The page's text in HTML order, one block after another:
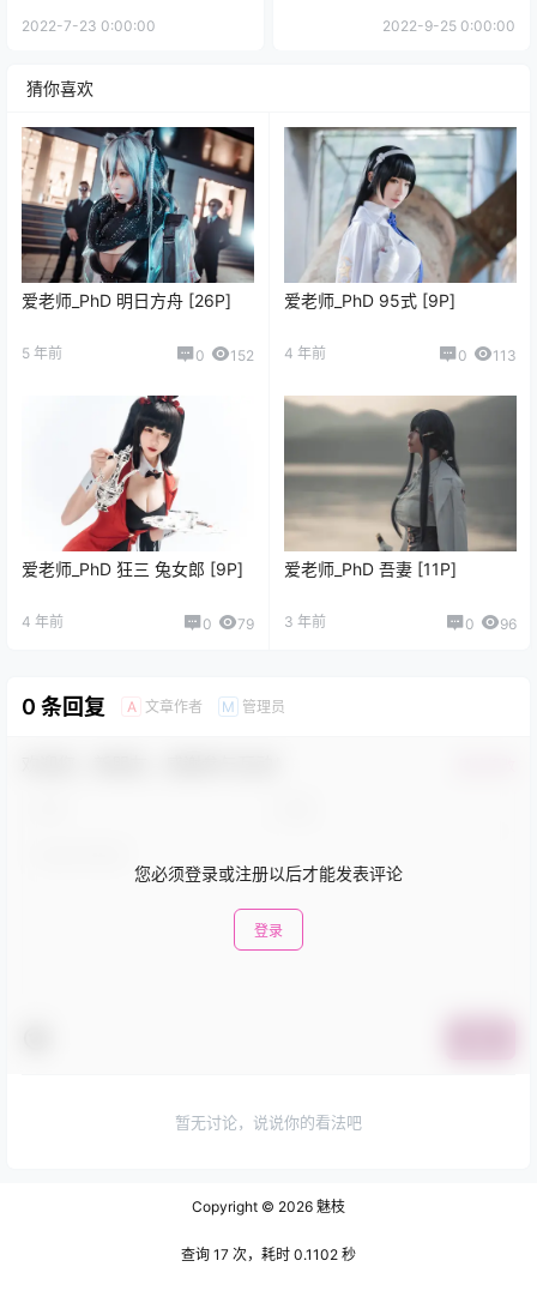
2022-7-23 0:00:00 2022-9-25 0:00:00
猜你喜欢
爱老师_PhD 明日方舟 [26P]
5 年前 0 152
爱老师_PhD 95式 [9P]
4 年前 0 113
爱老师_PhD 狂三 兔女郎 [9P]
4 年前 0 79
爱老师_PhD 吾妻 [11P]
3 年前 0 96
0 条回复 A 文章作者 M 管理员
您必须登录或注册以后才能发表评论
登录
暂无讨论，说说你的看法吧
Copyright © 2026 魅枝
查询 17 次，耗时 0.1102 秒